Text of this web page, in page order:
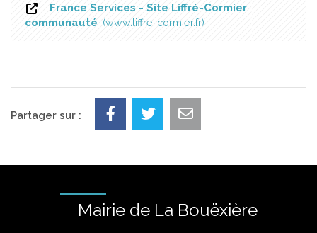
France Services - Site Liffré-Cormier
communauté
www.liffre-cormier.fr
Partager sur :
Mairie de La Bouëxière